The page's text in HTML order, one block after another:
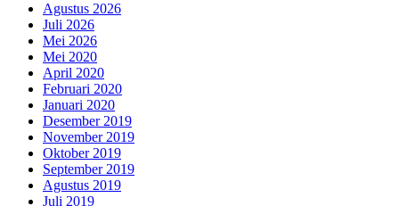
Agustus 2026
Juli 2026
Mei 2026
Mei 2020
April 2020
Februari 2020
Januari 2020
Desember 2019
November 2019
Oktober 2019
September 2019
Agustus 2019
Juli 2019